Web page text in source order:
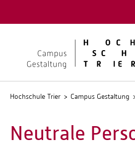
Hochschule Trier Campus Gestaltung
Neutrale